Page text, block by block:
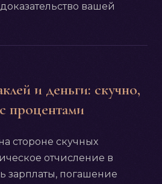
вашей
и деньги: скучно,
процентами
стороне скучных
отчисление в
зарплаты, погашение